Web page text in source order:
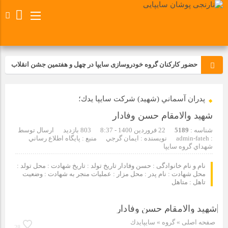
حضور کارکنان گروه خودروسازی سایپا در چهل و هفتمین جشن انقلاب
تجدید بیعت کارکنان شرکت پارس خودرو با آرمان های رهبر کبیر و فقید
انقلاب اسلامی ایران
مسابقات ورزشی در مگاموتوربا استقبال کارکنان برگزار شد
مراسم عزاداری و ذکرمصیبت سالروز شهادت امام محمدتقی(ع) در
شرکت زامیاد
پدران آسماني (شهيد) شركت سايپا يدك؛
شهید والامقام حسن وفادار
شناسه : 5189 22 فروردین 1400 - 8:37
ارسال توسط
:
admin-fateh نویسنده : ايمان گرجي
منبع : پايگاه اطلاع رساني
شهداي گروه سايپا
نام و نام خانوادگی : حسن وفادار تاریخ تولد : تاریخ شهادت : محل تولد :
محل شهادت : نام پدر : محل مزار : عملیات منجر به شهادت : وضعیت
تاهل : متاهل
صفحه اصلی » گروه » سايپايدك